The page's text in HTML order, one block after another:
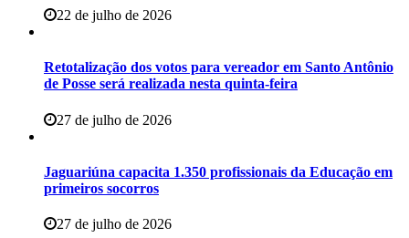
22 de julho de 2026
Retotalização dos votos para vereador em Santo Antônio
de Posse será realizada nesta quinta-feira
27 de julho de 2026
Jaguariúna capacita 1.350 profissionais da Educação em
primeiros socorros
27 de julho de 2026